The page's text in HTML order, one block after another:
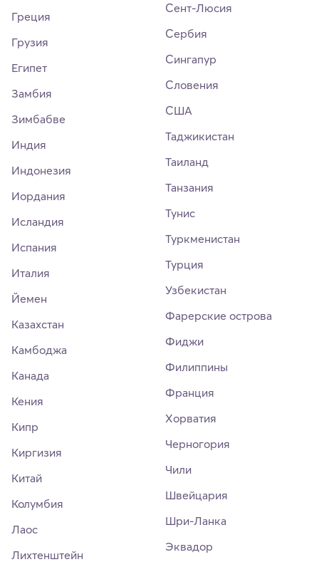
Греция
Грузия
Египет
Замбия
Зимбабве
Индия
Индонезия
Иордания
Исландия
Испания
Италия
Йемен
Казахстан
Камбоджа
Канада
Кения
Кипр
Киргизия
Китай
Колумбия
Лаос
Лихтенштейн
Сент-Люсия
Сербия
Сингапур
Словения
США
Таджикистан
Таиланд
Танзания
Тунис
Туркменистан
Турция
Узбекистан
Фарерские острова
Фиджи
Филиппины
Франция
Хорватия
Черногория
Чили
Швейцария
Шри-Ланка
Эквадор